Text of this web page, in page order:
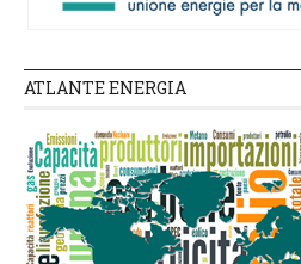
ATLANTE ENERGIA